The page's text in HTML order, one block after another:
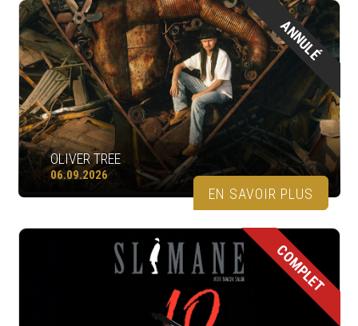
ANNULÉ
OLIVER TREE
06.09.2026
EN SAVOIR PLUS
COMPLET